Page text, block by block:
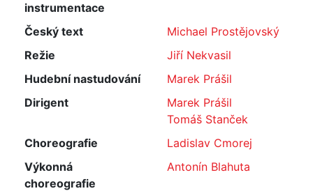
instrumentace
Český text
Michael Prostějovský
Režie
Jiří Nekvasil
Hudební nastudování
Marek Prášil
Dirigent
Marek Prášil
Tomáš Stanček
Choreografie
Ladislav Cmorej
Výkonná
choreografie
Antonín Blahuta